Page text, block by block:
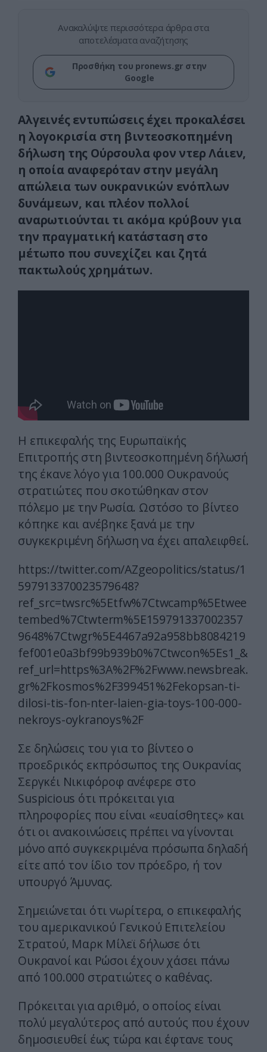
Ανακαλύψτε περισσότερα άρθρα στα
αποτελέσματα αναζήτησης
Προσθήκη του pronews.gr στην
Google
Αλγεινές εντυπώσεις έχει προκαλέσει
η λογοκρισία στη βιντεοσκοπημένη
δήλωση της Ούρσουλα φον ντερ Λάιεν,
η οποία αναφερόταν στην μεγάλη
απώλεια των ουκρανικών ενόπλων
δυνάμεων, και πλέον πολλοί
αναρωτιούνται τι ακόμα κρύβουν για
την πραγματική κατάσταση στο
μέτωπο που συνεχίζει και ζητά
πακτωλούς χρημάτων.
Η επικεφαλής της Ευρωπαϊκής
Επιτροπής στη βιντεοσκοπημένη δήλωσή
της έκανε λόγο για 100.000 Ουκρανούς
στρατιώτες που σκοτώθηκαν στον
πόλεμο με την Ρωσία. Ωστόσο το βίντεο
κόπηκε και ανέβηκε ξανά με την
συγκεκριμένη δήλωση να έχει απαλειφθεί.
https://twitter.com/AZgeopolitics/status/1
597913370023579648?
ref_src=twsrc%5Etfw%7Ctwcamp%5Etwee
tembed%7Ctwterm%5E159791337002357
9648%7Ctwgr%5E4467a92a958bb8084219
fef001e0a3bf99b939b0%7Ctwcon%5Es1_&
ref_url=https%3A%2F%2Fwww.newsbreak.
gr%2Fkosmos%2F399451%2Fekopsan-ti-
dilosi-tis-fon-nter-laien-gia-toys-100-000-
nekroys-oykranoys%2F
Σε δηλώσεις του για το βίντεο ο
προεδρικός εκπρόσωπος της Ουκρανίας
Σεργκέι Νικιφόροφ ανέφερε στο
Suspicious ότι πρόκειται για
πληροφορίες που είναι «ευαίσθητες» και
ότι οι ανακοινώσεις πρέπει να γίνονται
μόνο από συγκεκριμένα πρόσωπα δηλαδή
είτε από τον ίδιο τον πρόεδρο, ή τον
υπουργό Άμυνας.
Σημειώνεται ότι νωρίτερα, ο επικεφαλής
του αμερικανικού Γενικού Επιτελείου
Στρατού, Μαρκ Μίλεϊ δήλωσε ότι
Ουκρανοί και Ρώσοι έχουν χάσει πάνω
από 100.000 στρατιώτες ο καθένας.
Πρόκειται για αριθμό, ο οποίος είναι
πολύ μεγαλύτερος από αυτούς που έχουν
δημοσιευθεί έως τώρα και έφτανε τους